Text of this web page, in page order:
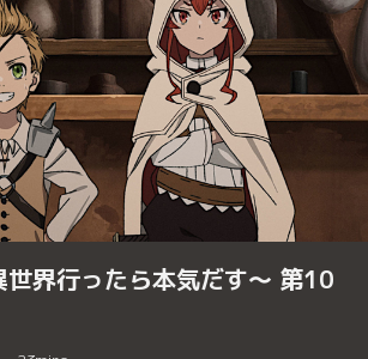
世界行ったら本気だす～ 第10